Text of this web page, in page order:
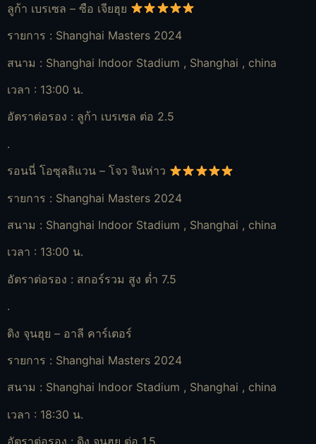
ลูก้า เบรเซล – ซือ เจียฮุย
รายการ : Shanghai Masters 2024
สนาม : Shanghai Indoor Stadium , Shanghai , china
เวลา : 13:00 น.
อัตราต่อรอง : ลูก้า เบรเซล ต่อ 2.5
.
รอนนี่ โอซุลลิแวน – โจว จินห่าว
รายการ : Shanghai Masters 2024
สนาม : Shanghai Indoor Stadium , Shanghai , china
เวลา : 13:00 น.
อัตราต่อรอง : สกอร์รวม สูง ต่ำ 7.5
.
ดิง จุนฮุย – อาลี คาร์เตอร์
รายการ : Shanghai Masters 2024
สนาม : Shanghai Indoor Stadium , Shanghai , china
เวลา : 18:30 น.